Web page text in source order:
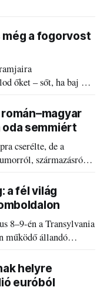
még a fogorvost
őket – sőt, ha baj van
semmiért
cserélte, de a
származásról
a fél világ
8–9-én a Transylvania
működő állandó
helyre
euróból